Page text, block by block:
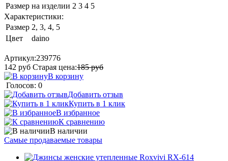
Размер на изделии 2 3 4 5
Характеристики:
Размер 2, 3, 4, 5
Цвет
daino
Артикул:239776
142 руб Старая цена:185руб
В корзину
Голосов: 0
Добавить отзыв
Купить в 1 клик
В избранное
К сравнению
В наличии
Самые продаваемые товары